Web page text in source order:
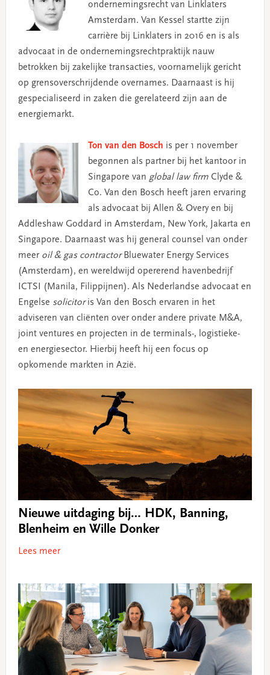
ondernemingsrecht van Linklaters
Amsterdam. Van Kessel startte zijn
carrière bij Linklaters in 2016 en is als
advocaat in de ondernemingsrechtpraktijk nauw
betrokken bij zakelijke transacties, voornamelijk gericht
op grensoverschrijdende overnames. Daarnaast is hij
gespecialiseerd in zaken die gerelateerd zijn aan de
energiemarkt.
Ton van den Bosch is per 1 november
begonnen als partner bij het kantoor in
Singapore van global law firmClyde &
Co. Van den Bosch heeft jaren ervaring
als advocaat bij Allen & Overy en bij
Addleshaw Goddard in Amsterdam, New York, Jakarta en
Singapore. Daarnaast was hij general counsel van onder
meer oil & gas contractorBluewater Energy Services
(Amsterdam), en wereldwijd opererend havenbedrijf
ICTSI (Manila, Filippijnen). Als Nederlandse advocaat en
Engelse solicitoris Van den Bosch ervaren in het
adviseren van cliënten over onder andere private M&A,
joint ventures en projecten in de terminals-, logistieke-
en energiesector. Hierbij heeft hij een focus op
opkomende markten in Azië.
Nieuwe uitdaging bij… HDK, Banning,
Blenheim en Wille Donker
Lees meer